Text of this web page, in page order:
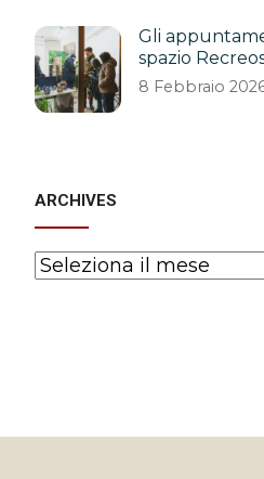
Gli
spazio
8 Febbraio
ARCHIVES
Archives